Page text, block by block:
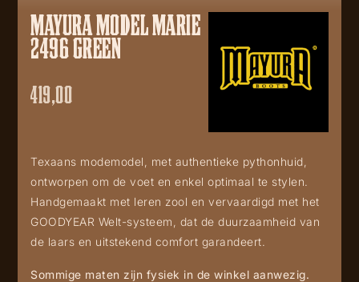
MAYURA MODEL MARIE
2496 GREEN
419,00
Texaans modemodel, met authentieke pythonhuid,
ontworpen om de voet en enkel optimaal te stylen.
Handgemaakt met leren zool en vervaardigd met het
GOODYEAR Welt-systeem, dat de duurzaamheid van
de laars en uitstekend comfort garandeert.
Sommige maten zijn fysiek in de winkel aanwezig.